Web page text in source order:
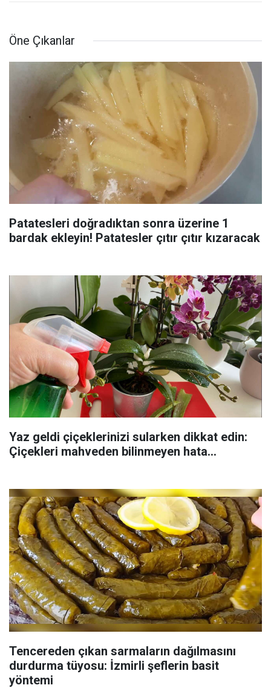
Öne Çıkanlar
Patatesleri doğradıktan sonra üzerine 1
bardak ekleyin! Patatesler çıtır çıtır kızaracak
Yaz geldi çiçeklerinizi sularken dikkat edin:
Çiçekleri mahveden bilinmeyen hata...
Tencereden çıkan sarmaların dağılmasını
durdurma tüyosu: İzmirli şeflerin basit
yöntemi